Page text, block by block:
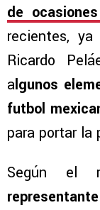
de
recientes,
Ricardo
algunos
futbol
para portar la
Según el